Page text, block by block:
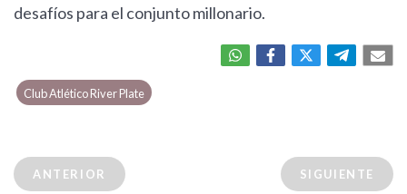
desafíos para el conjunto millonario.
Club Atlético River Plate
ANTERIOR SIGUIENTE